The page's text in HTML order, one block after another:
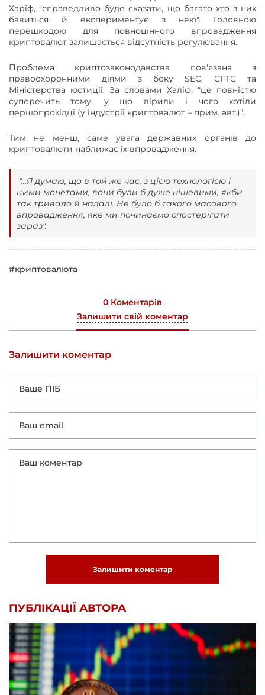
Харіф, "справедливо буде сказати, що багато хто з них
бавиться й експериментує з нею". Головною
перешкодою для повноцінного впровадження
криптовалют залишається відсутність регулювання.
Проблема криптозаконодавства пов'язана з
правоохоронними діями з боку SEC, CFTC та
Міністерства юстиції. За словами Халіф, "це повністю
суперечить тому, у що вірили і чого хотіли
першопрохідці (у індустрії криптовалют – прим. авт.)".
Тим не менш, саме увага державних органів до
криптовалюти наближає їх впровадження.
"...Я думаю, що в той же час, з цією технологією і
цими монетами, вони були б дуже нішевими, якби
так тривало й надалі. Не було б такого масового
впровадження, яке ми починаємо спостерігати
зараз".
#криптовалюта
0 Коментарів
Залишити свій коментар
Залишити коментар
Залишити коментар
ПУБЛІКАЦІЇ АВТОРА